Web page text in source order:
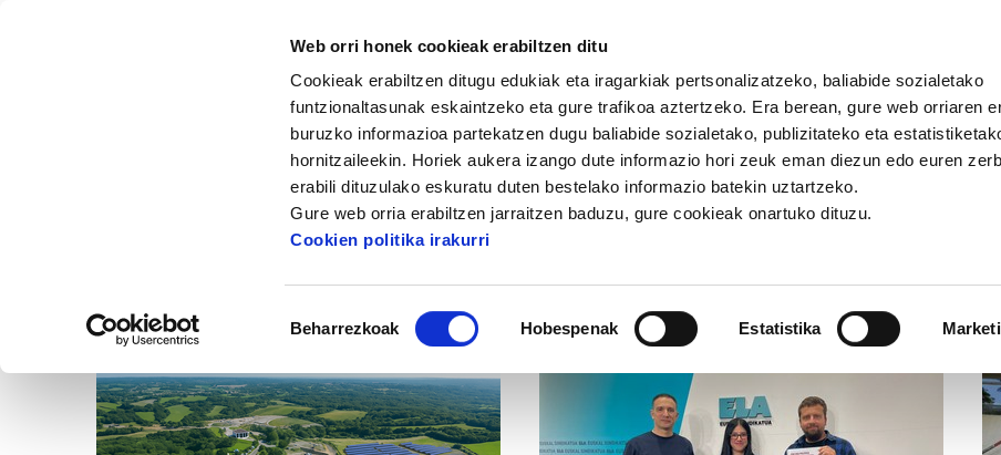
Web orri honek cookieak erabiltzen ditu
Cookieak erabiltzen ditugu edukiak eta iragarkiak pertsonalizatzeko, baliabide sozialetako
funtzionaltasunak eskaintzeko eta gure trafikoa aztertzeko. Era berean, gure web orriaren
buruzko informazioa partekatzen dugu baliabide sozialetako, publizitateko eta
hornitzaileekin. Horiek aukera izango dute informazio hori zeuk eman diezun edo euren
erabili dituzulako eskuratu duten bestelako informazio batekin uztartzeko.
Gure web orria erabiltzen jarraitzen baduzu, gure cookieak onartuko dituzu.
Cookien politika irakurri
hautatzea
Beharrezkoak Hobespenak Estatistika
Albisteak eta artikuluak